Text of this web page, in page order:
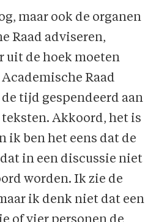
maar ook de organen
Raad adviseren,
uit de hoek moeten
Raad
tijd gespendeerd aan
Akkoord, het is
ik ben het eens dat de
in een discussie niet
worden. Ik zie de
ik denk niet dat een